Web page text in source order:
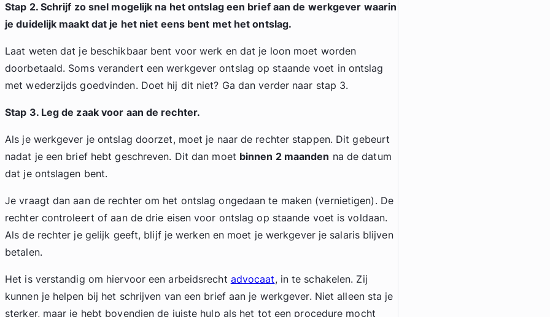
Stap 2. Schrijf zo snel mogelijk na het ontslag een brief aan de werkgever waarin
je duidelijk maakt dat je het niet eens bent met het ontslag.
Laat weten dat je beschikbaar bent voor werk en dat je loon moet worden
doorbetaald. Soms verandert een werkgever ontslag op staande voet in ontslag
met wederzijds goedvinden. Doet hij dit niet? Ga dan verder naar stap 3.
Stap 3. Leg de zaak voor aan de rechter.
Als je werkgever je ontslag doorzet, moet je naar de rechter stappen. Dit gebeurt
nadat je een brief hebt geschreven. Dit dan moet binnen 2 maanden na de datum
dat je ontslagen bent.
Je vraagt dan aan de rechter om het ontslag ongedaan te maken (vernietigen). De
rechter controleert of aan de drie eisen voor ontslag op staande voet is voldaan.
Als de rechter je gelijk geeft, blijf je werken en moet je werkgever je salaris blijven
betalen.
Het is verstandig om hiervoor een arbeidsrecht advocaat, in te schakelen. Zij
kunnen je helpen bij het schrijven van een brief aan je werkgever. Niet alleen sta je
sterker, maar je hebt bovendien de juiste hulp als het tot een procedure mocht